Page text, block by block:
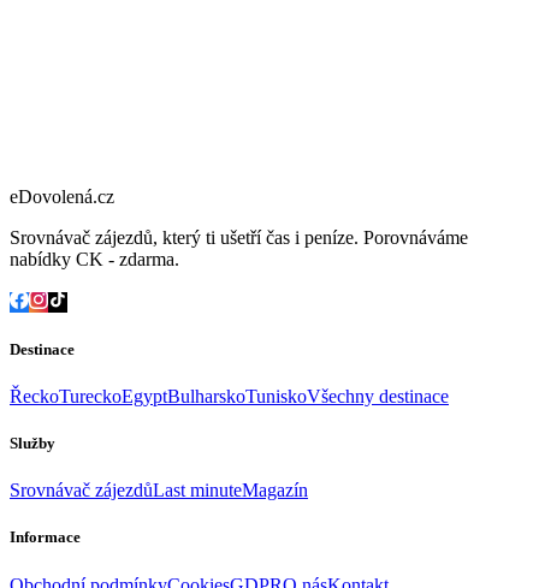
eDovolená.cz
Srovnávač zájezdů, který ti ušetří čas i peníze. Porovnáváme
nabídky CK - zdarma.
Destinace
ŘeckoTureckoEgyptBulharskoTuniskoVšechny destinace
Služby
Srovnávač zájezdůLast minuteMagazín
Informace